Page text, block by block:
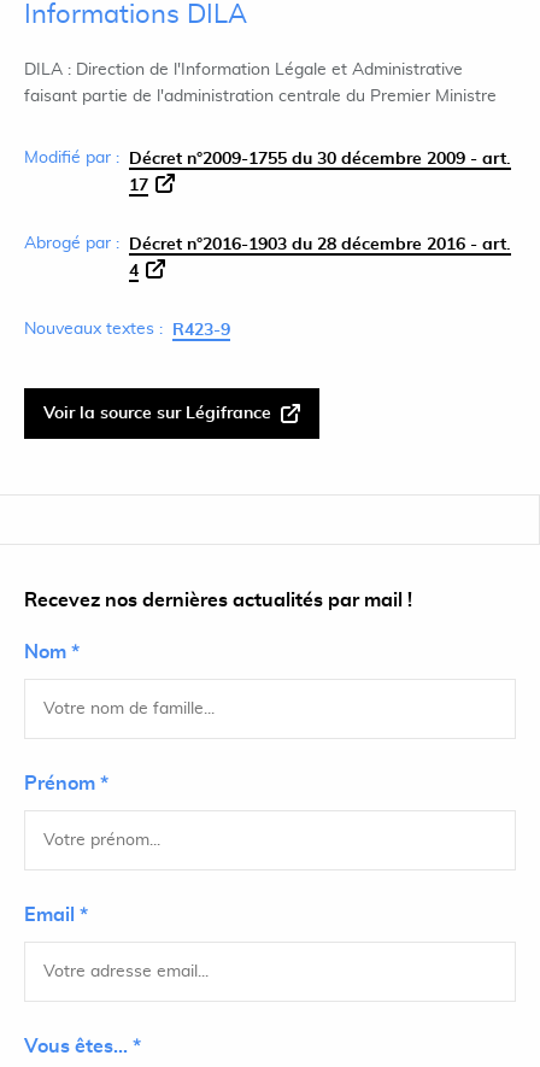
Informations DILA
DILA : Direction de l'Information Légale et Administrative
faisant partie de l'administration centrale du Premier Ministre
Modifié par :
Décret n°2009-1755 du 30 décembre 2009 - art.
17
Abrogé par :
Décret n°2016-1903 du 28 décembre 2016 - art.
4
Nouveaux textes : R423-9
Voir la source sur Légifrance
Recevez nos dernières actualités par mail !
Nom *
Prénom *
Email *
Vous êtes... *